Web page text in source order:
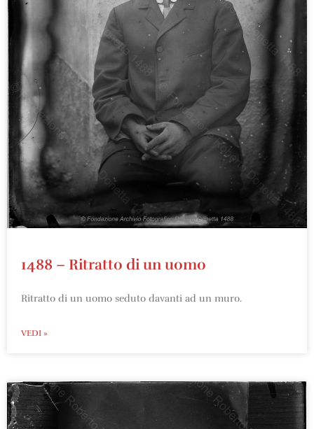
1488 – Ritratto di un uomo
Ritratto di un uomo seduto davanti ad un muro.
VEDI »